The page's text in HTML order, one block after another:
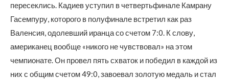
пересеклись. Кадиев уступил в четвертьфинале Камрану
Гасемпуру, которого в полуфинале встретил как раз
Валенсия, одолевший иранца со счетом 7:0. К слову,
американец вообще «никого не чувствовал» на этом
чемпионате. Он провел пять схваток и победил в каждой из
них с общим счетом 49:0, завоевал золотую медаль и стал